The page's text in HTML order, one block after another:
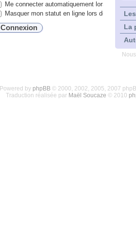
La
Me connecter automatiquement lors de
Masquer mon statut en ligne lors de cette
Powered by phpBB© 2000, 2002, 2005, 2007
Traduction réalisée par Maël Soucaze © 2010